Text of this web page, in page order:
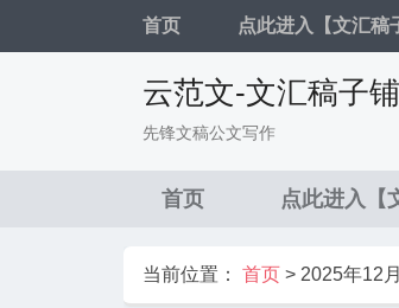
首页 点此进入【文汇稿
云范文-文汇稿子铺
先锋文稿公文写作
首页 点此进入【
当前位置： 首页 > 2025年12